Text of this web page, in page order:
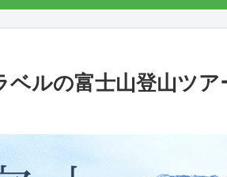
ルの富士山登山ツア